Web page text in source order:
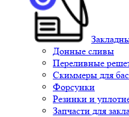
Донные сливы
Переливные
Скиммеры для
Форсунки
Резинки и
Запчасти для